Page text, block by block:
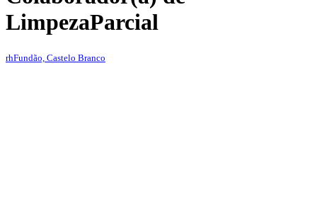
LimpezaParcial
rhFundão, Castelo Branco